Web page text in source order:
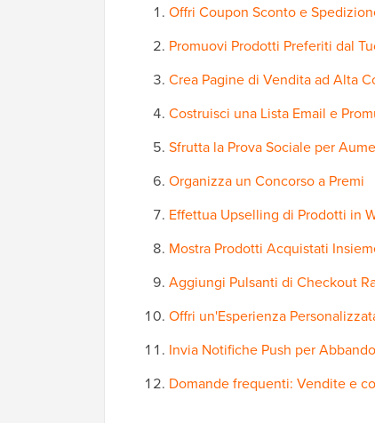
Offri Coupon Sconto e
Promuovi Prodotti Preferiti dal
Crea Pagine di Vendita ad Alta
Costruisci una Lista Email e
Sfrutta la Prova Sociale per
Organizza un Concorso a Premi
Effettua Upselling di Prodotti in
Mostra Prodotti Acquistati
Aggiungi Pulsanti di Checkout
Offri un'Esperienza
Invia Notifiche Push per
Domande frequenti: Vendite e